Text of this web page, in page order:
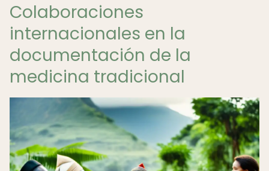
Colaboraciones
internacionales en la
documentación de la
medicina tradicional